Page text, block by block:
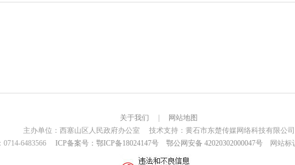
关于我们
网站地图
主办单位：西塞山区人民政府办公室 技术支持：黄石市东楚传媒网络科技有限公司
0714-6483566 ICP备案号：鄂ICP备18024147号 鄂公网安备 42020302000047号 网站标